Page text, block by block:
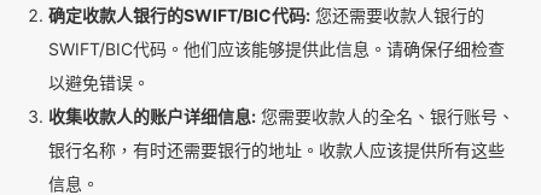
确定收款人银行的SWIFT/BIC代码: 您还需要收款人银行的
SWIFT/BIC代码。他们应该能够提供此信息。请确保仔细检查
以避免错误。
收集收款人的账户详细信息: 您需要收款人的全名、银行账号、
银行名称，有时还需要银行的地址。收款人应该提供所有这些
信息。